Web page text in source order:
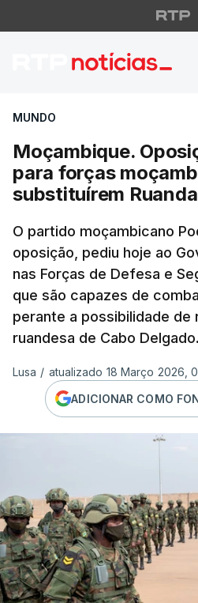
MUNDO
Moçambique.
para forças
substituírem Ruanda
O partido moçambicano
oposição, pediu hoje ao
nas Forças de Defesa e
que são capazes de
perante a possibilidade de
ruandesa de Cabo Delgado.
Lusa / atualizado 18 Março 2026,
ADICIONAR COMO